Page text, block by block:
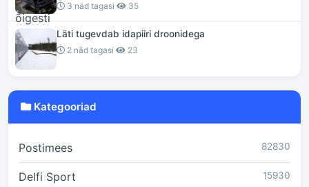
3 näd tagasi 35
Läti tugevdab idapiiri droonidega
2 näd tagasi 23
Kategooriad
Postimees 82830
Delfi Sport 15930